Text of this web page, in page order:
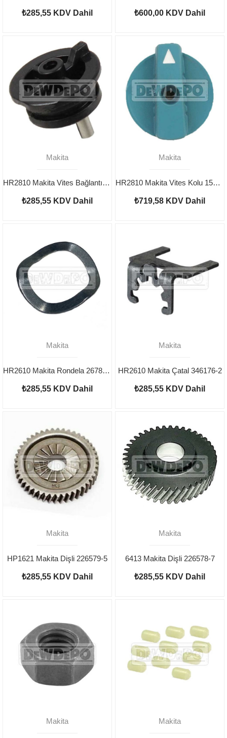
₺285,55 KDV Dahil ₺600,00 KDV Dahil
Makita
HR2810 Makita Vites Bağlantı Kolu 162256-4
₺285,55 KDV Dahil
Makita
HR2810 Makita Vites Kolu 158284-5
₺719,58 KDV Dahil
Makita
HR2610 Makita Rondela 267804-5
₺285,55 KDV Dahil
Makita
HR2610 Makita Çatal 346176-2
₺285,55 KDV Dahil
Makita
HP1621 Makita Dişli 226579-5
₺285,55 KDV Dahil
Makita
6413 Makita Dişli 226578-7
₺285,55 KDV Dahil
Makita Makita